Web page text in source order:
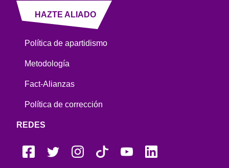
HAZTE ALIADO
Política de apartidismo
Metodología
Fact-Alianzas
Política de corrección
REDES